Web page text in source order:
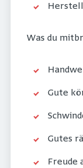
Was du
Gute
Gutes
Freude